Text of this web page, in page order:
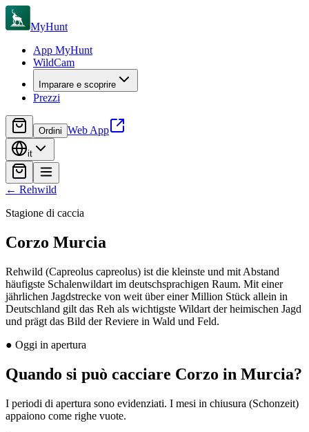
MyHunt
App MyHunt
WildCam
Imparare e scoprire
Prezzi
Ordini Web App
it
← Rehwild
Stagione di caccia
Corzo Murcia
Rehwild (Capreolus capreolus) ist die kleinste und mit Abstand
häufigste Schalenwildart im deutschsprachigen Raum. Mit einer
jährlichen Jagdstrecke von weit über einer Million Stück allein in
Deutschland gilt das Reh als wichtigste Wildart der heimischen Jagd
und prägt das Bild der Reviere in Wald und Feld.
● Oggi in apertura
Quando si può cacciare Corzo in Murcia?
I periodi di apertura sono evidenziati. I mesi in chiusura (Schonzeit)
appaiono come righe vuote.